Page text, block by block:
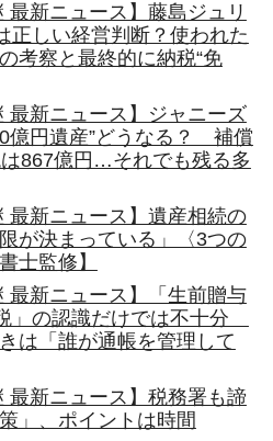
最新ニュース】藤島ジュリ
正しい経営判断？使われた
考察と最終的に納税“免
最新ニュース】ジャニーズ
億円遺産”どうなる？ 補償
867億円…それでも残る多
最新ニュース】遺産相続の
が決まっている」〈3つの
士監修】
最新ニュース】「生前贈与
」の認識だけでは不十分
は「誰が通帳を管理して
最新ニュース】税務署も諦
」、ポイントは時間